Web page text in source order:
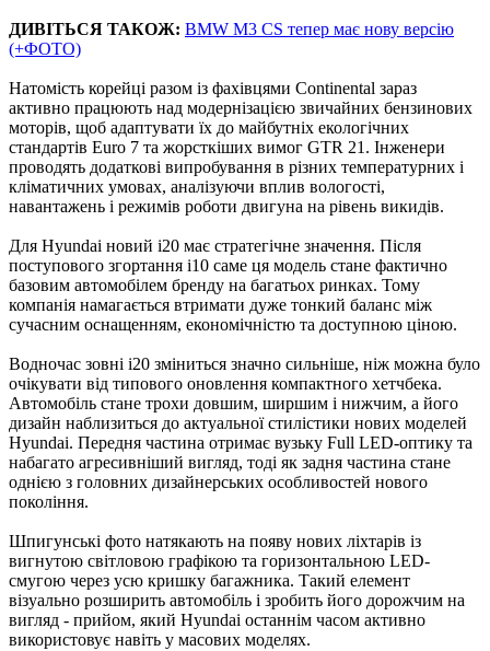
ДИВІТЬСЯ ТАКОЖ: BMW M3 CS тепер має нову версію
(+ФОТО)
Натомість корейці разом із фахівцями Continental зараз
активно працюють над модернізацією звичайних бензинових
моторів, щоб адаптувати їх до майбутніх екологічних
стандартів Euro 7 та жорсткіших вимог GTR 21. Інженери
проводять додаткові випробування в різних температурних і
кліматичних умовах, аналізуючи вплив вологості,
навантажень і режимів роботи двигуна на рівень викидів.
Для Hyundai новий i20 має стратегічне значення. Після
поступового згортання i10 саме ця модель стане фактично
базовим автомобілем бренду на багатьох ринках. Тому
компанія намагається втримати дуже тонкий баланс між
сучасним оснащенням, економічністю та доступною ціною.
Водночас зовні i20 зміниться значно сильніше, ніж можна було
очікувати від типового оновлення компактного хетчбека.
Автомобіль стане трохи довшим, ширшим і нижчим, а його
дизайн наблизиться до актуальної стилістики нових моделей
Hyundai. Передня частина отримає вузьку Full LED-оптику та
набагато агресивніший вигляд, тоді як задня частина стане
однією з головних дизайнерських особливостей нового
покоління.
Шпигунські фото натякають на появу нових ліхтарів із
вигнутою світловою графікою та горизонтальною LED-
смугою через усю кришку багажника. Такий елемент
візуально розширить автомобіль і зробить його дорожчим на
вигляд - прийом, який Hyundai останнім часом активно
використовує навіть у масових моделях.